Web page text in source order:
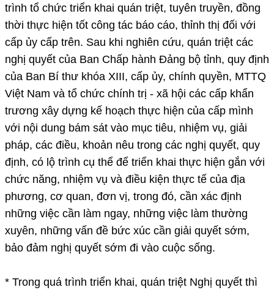
trình tổ chức triển khai quán triệt, tuyên truyền, đồng
thời thực hiện tốt công tác báo cáo, thỉnh thị đối với
cấp ủy cấp trên. Sau khi nghiên cứu, quán triệt các
nghị quyết của Ban Chấp hành Đảng bộ tỉnh, quy định
của Ban Bí thư khóa XIII, cấp ủy, chính quyền, MTTQ
Việt Nam và tổ chức chính trị - xã hội các cấp khẩn
trương xây dựng kế hoạch thực hiện của cấp mình
với nội dung bám sát vào mục tiêu, nhiệm vụ, giải
pháp, các điều, khoản nêu trong các nghị quyết, quy
định, có lộ trình cụ thể để triển khai thực hiện gắn với
chức năng, nhiệm vụ và điều kiện thực tế của địa
phương, cơ quan, đơn vị, trong đó, cần xác định
những việc cần làm ngay, những việc làm thường
xuyên, những vấn đề bức xúc cần giải quyết sớm,
bảo đảm nghị quyết sớm đi vào cuộc sống.
* Trong quá trình triển khai, quán triệt Nghị quyết thì